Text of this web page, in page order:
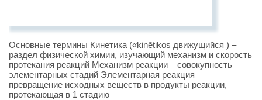
Основные термины Кинетика («kinẽtikos движущийся ) –
раздел физической химии, изучающий механизм и скорость
протекания реакций Механизм реакции – совокупность
элементарных стадий Элементарная реакция –
превращение исходных веществ в продукты реакции,
протекающая в 1 стадию